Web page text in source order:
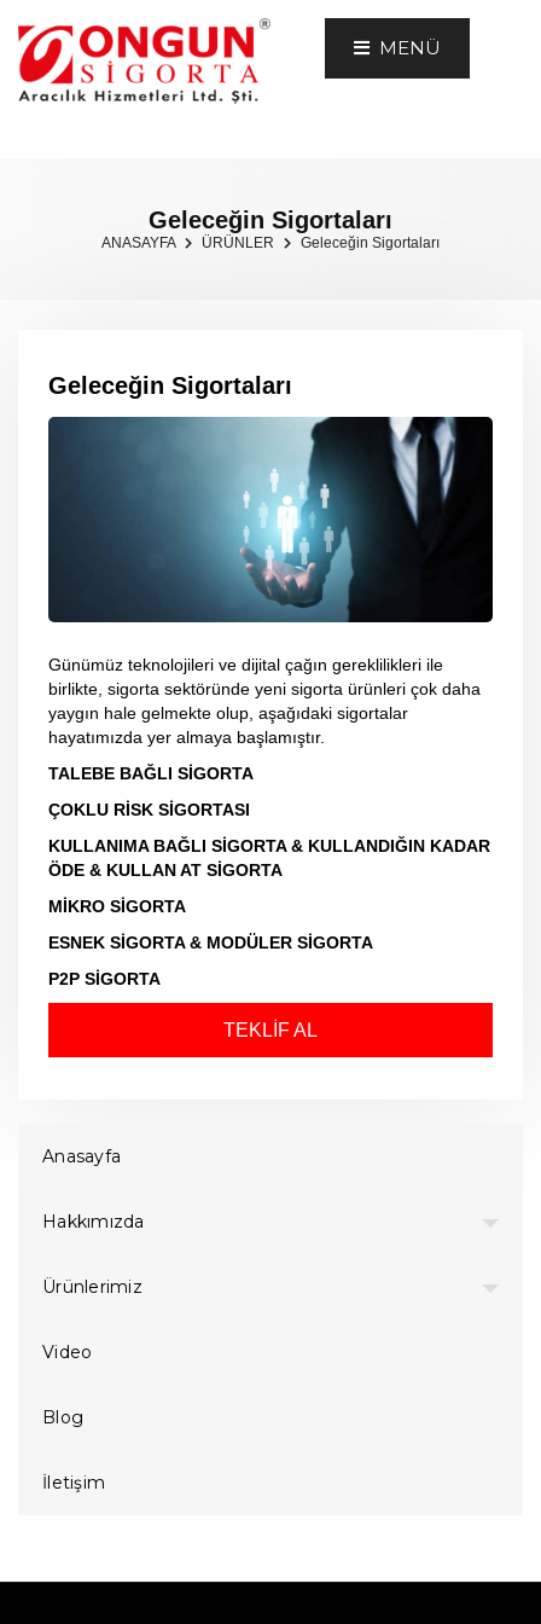
MENÜ
Geleceğin Sigortaları
ANASAYFA ÜRÜNLER Geleceğin Sigortaları
Geleceğin Sigortaları
Günümüz teknolojileri ve dijital çağın gereklilikleri ile
birlikte, sigorta sektöründe yeni sigorta ürünleri çok daha
yaygın hale gelmekte olup, aşağıdaki sigortalar
hayatımızda yer almaya başlamıştır.
TALEBE BAĞLI SİGORTA
ÇOKLU RİSK SİGORTASI
KULLANIMA BAĞLI SİGORTA & KULLANDIĞIN KADAR
ÖDE & KULLAN AT SİGORTA
MİKRO SİGORTA
ESNEK SİGORTA & MODÜLER SİGORTA
P2P SİGORTA
TEKLİF AL
Anasayfa
Hakkımızda
Ürünlerimiz
Video
Blog
İletişim